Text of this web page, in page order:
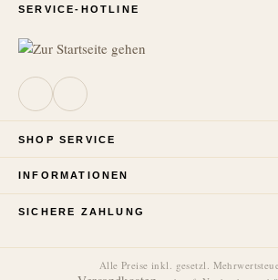
SERVICE-HOTLINE
SHOP SERVICE
INFORMATIONEN
SICHERE ZAHLUNG
Alle Preise inkl. gesetzl.